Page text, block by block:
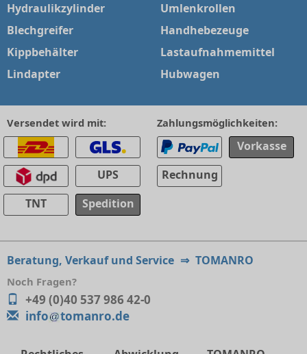
Hydraulikzylinder
Blechgreifer
Kippbehälter
Lindapter
Umlenkrollen
Handhebezeuge
Lastaufnahmemittel
Hubwagen
Versendet wird mit:
UPS
TNT
Spedition
Zahlungsmöglichkeiten:
Vorkasse
Rechnung
Beratung, Verkauf und Service ⇒ TOMANRO
Noch Fragen?
+49 (0)40 537 986 42-0
info
tomanro.de